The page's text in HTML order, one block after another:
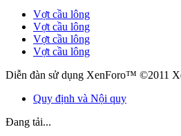
Vợt cầu lông
Vợt cầu lông
Vợt cầu lông
Vợt cầu lông
Diễn đàn sử dụng XenForo™ ©2011
Quy định và Nội quy
Đang tải...